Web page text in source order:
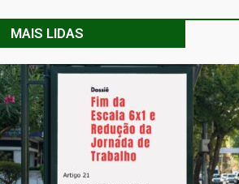
MAIS LIDAS